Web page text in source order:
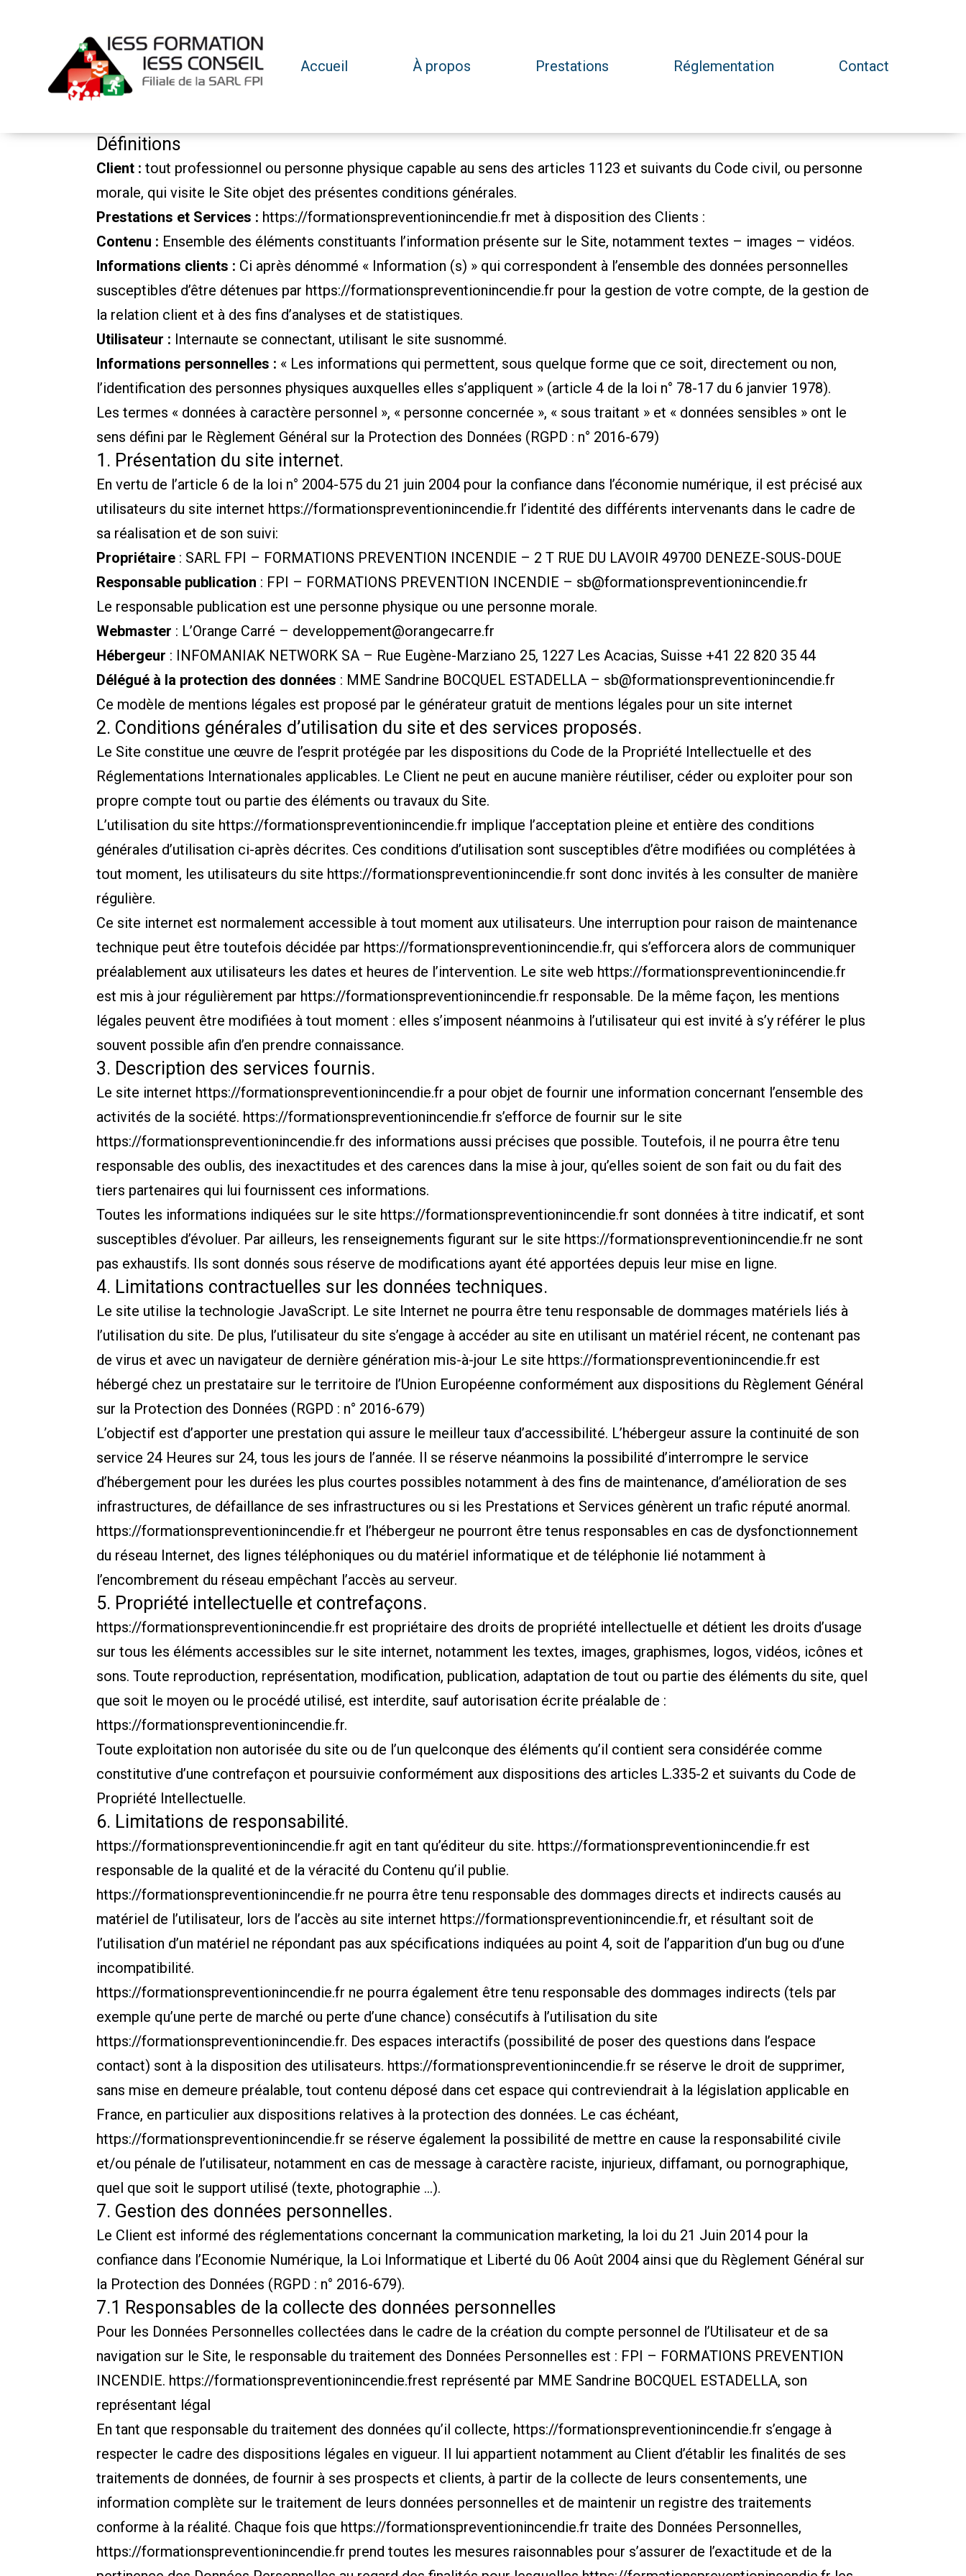
Accueil À propos Prestations Réglementation Contact
Définitions
Client : tout professionnel ou personne physique capable au sens des articles 1123 et suivants du Code civil, ou personne
morale, qui visite le Site objet des présentes conditions générales.
Prestations et Services : https://formationspreventionincendie.fr met à disposition des Clients :
Contenu : Ensemble des éléments constituants l’information présente sur le Site, notamment textes – images – vidéos.
Informations clients : Ci après dénommé « Information (s) » qui correspondent à l’ensemble des données personnelles
susceptibles d’être détenues par https://formationspreventionincendie.fr pour la gestion de votre compte, de la gestion de
la relation client et à des fins d’analyses et de statistiques.
Utilisateur : Internaute se connectant, utilisant le site susnommé.
Informations personnelles : « Les informations qui permettent, sous quelque forme que ce soit, directement ou non,
l’identification des personnes physiques auxquelles elles s’appliquent » (article 4 de la loi n° 78-17 du 6 janvier 1978).
Les termes « données à caractère personnel », « personne concernée », « sous traitant » et « données sensibles » ont le
sens défini par le Règlement Général sur la Protection des Données (RGPD : n° 2016-679)
1. Présentation du site internet.
En vertu de l’article 6 de la loi n° 2004-575 du 21 juin 2004 pour la confiance dans l’économie numérique, il est précisé aux
utilisateurs du site internet https://formationspreventionincendie.fr l’identité des différents intervenants dans le cadre de
sa réalisation et de son suivi:
Propriétaire : SARL FPI – FORMATIONS PREVENTION INCENDIE – 2 T RUE DU LAVOIR 49700 DENEZE-SOUS-DOUE
Responsable publication : FPI – FORMATIONS PREVENTION INCENDIE – sb@formationspreventionincendie.fr
Le responsable publication est une personne physique ou une personne morale.
Webmaster : L’Orange Carré – developpement@orangecarre.fr
Hébergeur : INFOMANIAK NETWORK SA – Rue Eugène-Marziano 25, 1227 Les Acacias, Suisse +41 22 820 35 44
Délégué à la protection des données : MME Sandrine BOCQUEL ESTADELLA – sb@formationspreventionincendie.fr
Ce modèle de mentions légales est proposé par le générateur gratuit de mentions légales pour un site internet
2. Conditions générales d’utilisation du site et des services proposés.
Le Site constitue une œuvre de l’esprit protégée par les dispositions du Code de la Propriété Intellectuelle et des
Réglementations Internationales applicables. Le Client ne peut en aucune manière réutiliser, céder ou exploiter pour son
propre compte tout ou partie des éléments ou travaux du Site.
L’utilisation du site https://formationspreventionincendie.fr implique l’acceptation pleine et entière des conditions
générales d’utilisation ci-après décrites. Ces conditions d’utilisation sont susceptibles d’être modifiées ou complétées à
tout moment, les utilisateurs du site https://formationspreventionincendie.fr sont donc invités à les consulter de manière
régulière.
Ce site internet est normalement accessible à tout moment aux utilisateurs. Une interruption pour raison de maintenance
technique peut être toutefois décidée par https://formationspreventionincendie.fr, qui s’efforcera alors de communiquer
préalablement aux utilisateurs les dates et heures de l’intervention. Le site web https://formationspreventionincendie.fr
est mis à jour régulièrement par https://formationspreventionincendie.fr responsable. De la même façon, les mentions
légales peuvent être modifiées à tout moment : elles s’imposent néanmoins à l’utilisateur qui est invité à s’y référer le plus
souvent possible afin d’en prendre connaissance.
3. Description des services fournis.
Le site internet https://formationspreventionincendie.fr a pour objet de fournir une information concernant l’ensemble des
activités de la société. https://formationspreventionincendie.fr s’efforce de fournir sur le site
https://formationspreventionincendie.fr des informations aussi précises que possible. Toutefois, il ne pourra être tenu
responsable des oublis, des inexactitudes et des carences dans la mise à jour, qu’elles soient de son fait ou du fait des
tiers partenaires qui lui fournissent ces informations.
Toutes les informations indiquées sur le site https://formationspreventionincendie.fr sont données à titre indicatif, et sont
susceptibles d’évoluer. Par ailleurs, les renseignements figurant sur le site https://formationspreventionincendie.fr ne sont
pas exhaustifs. Ils sont donnés sous réserve de modifications ayant été apportées depuis leur mise en ligne.
4. Limitations contractuelles sur les données techniques.
Le site utilise la technologie JavaScript. Le site Internet ne pourra être tenu responsable de dommages matériels liés à
l’utilisation du site. De plus, l’utilisateur du site s’engage à accéder au site en utilisant un matériel récent, ne contenant pas
de virus et avec un navigateur de dernière génération mis-à-jour Le site https://formationspreventionincendie.fr est
hébergé chez un prestataire sur le territoire de l’Union Européenne conformément aux dispositions du Règlement Général
sur la Protection des Données (RGPD : n° 2016-679)
L’objectif est d’apporter une prestation qui assure le meilleur taux d’accessibilité. L’hébergeur assure la continuité de son
service 24 Heures sur 24, tous les jours de l’année. Il se réserve néanmoins la possibilité d’interrompre le service
d’hébergement pour les durées les plus courtes possibles notamment à des fins de maintenance, d’amélioration de ses
infrastructures, de défaillance de ses infrastructures ou si les Prestations et Services génèrent un trafic réputé anormal.
https://formationspreventionincendie.fr et l’hébergeur ne pourront être tenus responsables en cas de dysfonctionnement
du réseau Internet, des lignes téléphoniques ou du matériel informatique et de téléphonie lié notamment à
l’encombrement du réseau empêchant l’accès au serveur.
5. Propriété intellectuelle et contrefaçons.
https://formationspreventionincendie.fr est propriétaire des droits de propriété intellectuelle et détient les droits d’usage
sur tous les éléments accessibles sur le site internet, notamment les textes, images, graphismes, logos, vidéos, icônes et
sons. Toute reproduction, représentation, modification, publication, adaptation de tout ou partie des éléments du site, quel
que soit le moyen ou le procédé utilisé, est interdite, sauf autorisation écrite préalable de :
https://formationspreventionincendie.fr.
Toute exploitation non autorisée du site ou de l’un quelconque des éléments qu’il contient sera considérée comme
constitutive d’une contrefaçon et poursuivie conformément aux dispositions des articles L.335-2 et suivants du Code de
Propriété Intellectuelle.
6. Limitations de responsabilité.
https://formationspreventionincendie.fr agit en tant qu’éditeur du site. https://formationspreventionincendie.fr est
responsable de la qualité et de la véracité du Contenu qu’il publie.
https://formationspreventionincendie.fr ne pourra être tenu responsable des dommages directs et indirects causés au
matériel de l’utilisateur, lors de l’accès au site internet https://formationspreventionincendie.fr, et résultant soit de
l’utilisation d’un matériel ne répondant pas aux spécifications indiquées au point 4, soit de l’apparition d’un bug ou d’une
incompatibilité.
https://formationspreventionincendie.fr ne pourra également être tenu responsable des dommages indirects (tels par
exemple qu’une perte de marché ou perte d’une chance) consécutifs à l’utilisation du site
https://formationspreventionincendie.fr. Des espaces interactifs (possibilité de poser des questions dans l’espace
contact) sont à la disposition des utilisateurs. https://formationspreventionincendie.fr se réserve le droit de supprimer,
sans mise en demeure préalable, tout contenu déposé dans cet espace qui contreviendrait à la législation applicable en
France, en particulier aux dispositions relatives à la protection des données. Le cas échéant,
https://formationspreventionincendie.fr se réserve également la possibilité de mettre en cause la responsabilité civile
et/ou pénale de l’utilisateur, notamment en cas de message à caractère raciste, injurieux, diffamant, ou pornographique,
quel que soit le support utilisé (texte, photographie …).
7. Gestion des données personnelles.
Le Client est informé des réglementations concernant la communication marketing, la loi du 21 Juin 2014 pour la
confiance dans l’Economie Numérique, la Loi Informatique et Liberté du 06 Août 2004 ainsi que du Règlement Général sur
la Protection des Données (RGPD : n° 2016-679).
7.1 Responsables de la collecte des données personnelles
Pour les Données Personnelles collectées dans le cadre de la création du compte personnel de l’Utilisateur et de sa
navigation sur le Site, le responsable du traitement des Données Personnelles est : FPI – FORMATIONS PREVENTION
INCENDIE. https://formationspreventionincendie.frest représenté par MME Sandrine BOCQUEL ESTADELLA, son
représentant légal
En tant que responsable du traitement des données qu’il collecte, https://formationspreventionincendie.fr s’engage à
respecter le cadre des dispositions légales en vigueur. Il lui appartient notamment au Client d’établir les finalités de ses
traitements de données, de fournir à ses prospects et clients, à partir de la collecte de leurs consentements, une
information complète sur le traitement de leurs données personnelles et de maintenir un registre des traitements
conforme à la réalité. Chaque fois que https://formationspreventionincendie.fr traite des Données Personnelles,
https://formationspreventionincendie.fr prend toutes les mesures raisonnables pour s’assurer de l’exactitude et de la